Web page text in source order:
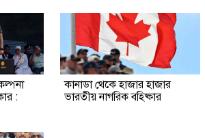
:
কানাডা থেকে হাজার হাজার
ভারতীয় নাগরিক বহিষ্কার